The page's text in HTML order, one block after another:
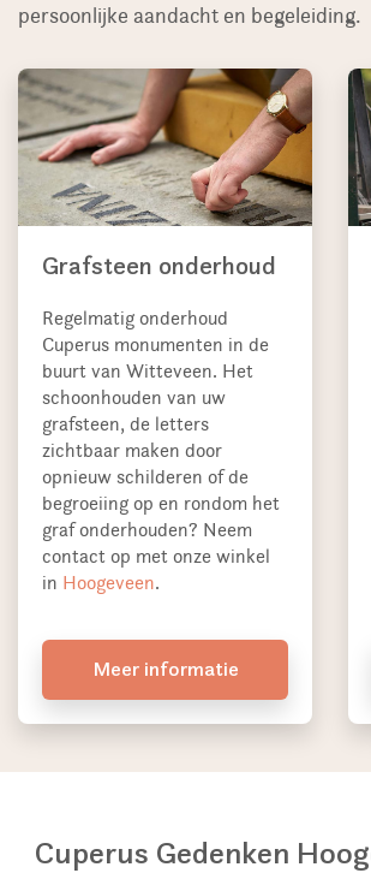
persoonlijke aandacht en begeleiding.
Grafsteen onderhoud
Regelmatig onderhoud
Cuperus monumenten in de
buurt van Witteveen. Het
schoonhouden van uw
grafsteen, de letters
zichtbaar maken door
opnieuw schilderen of de
begroeiing op en rondom het
graf onderhouden? Neem
contact op met onze winkel
in Hoogeveen.
Meer informatie
Cuperus Gedenken